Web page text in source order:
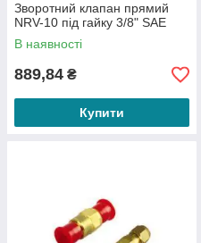
Зворотний клапан прямий
NRV-10 під гайку 3/8" SAE
В наявності
889,84 ₴
Купити